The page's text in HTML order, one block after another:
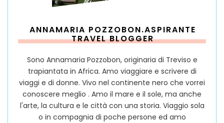
ANNAMARIA POZZOBON.ASPIRANTE
TRAVEL BLOGGER
Sono Annamaria Pozzobon, originaria di Treviso e
trapiantata in Africa. Amo viaggiare e scrivere di
viaggi e di donne. Vivo nel continente nero che vorrei
conoscere meglio . Amo il mare e il sole, ma anche
l'arte, la cultura e le città con una storia. Viaggio sola
o in compagnia di poche persone ed amo